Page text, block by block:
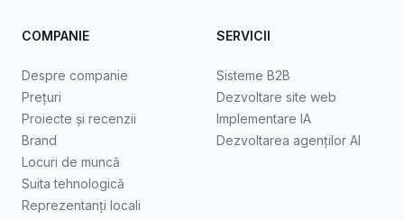
COMPANIE
Despre companie
Prețuri
Proiecte și recenzii
Brand
Locuri de muncă
Suita tehnologică
Reprezentanți locali
SERVICII
Sisteme B2B
Dezvoltare site web
Implementare IA
Dezvoltarea agenților AI